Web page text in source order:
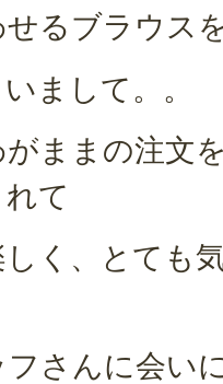
るブラウス
まして。。
ままの注文
て
く、とても
さんに会い